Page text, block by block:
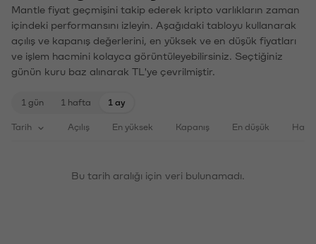
Mantle fiyat geçmişini takip ederek kripto varlıkların zaman
içindeki performansını izleyin. Aşağıdaki tabloyu kullanarak
açılış ve kapanış değerlerini, en yüksek ve en düşük fiyatları
ve işlem hacmini kolayca görüntüleyebilirsiniz. Seçtiğiniz
günün kuru baz alınarak TL'ye çevrilmiştir.
1 gün 1 hafta 1 ay
Tarih Açılış En yüksek Kapanış En düşük
Bu tarih aralığı için veri bulunamadı.